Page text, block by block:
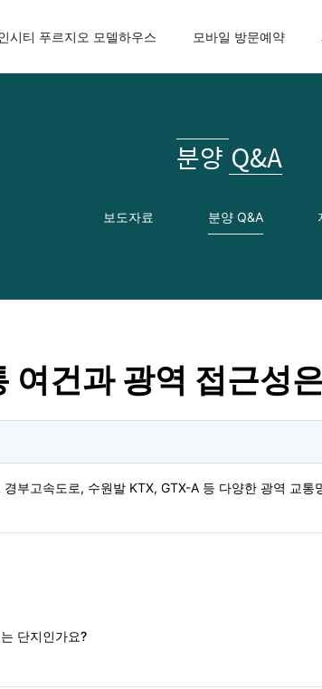
시티 푸르지오 모델하우스 모바일 방문예약
분양 Q&A
보도자료 분양 Q&A
여건과 광역 접근성
부고속도로, 수원발 KTX, GTX-A 등 다양한 광역 교
단지인가요?